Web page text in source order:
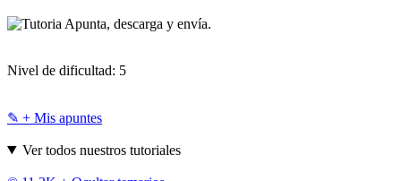
Apunta, descarga y envía.
Nivel de dificultad: 5
✎ + Mis apuntes
Ver todos nuestros tutoriales